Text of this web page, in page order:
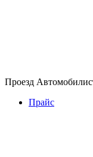
Проезд
Прайс